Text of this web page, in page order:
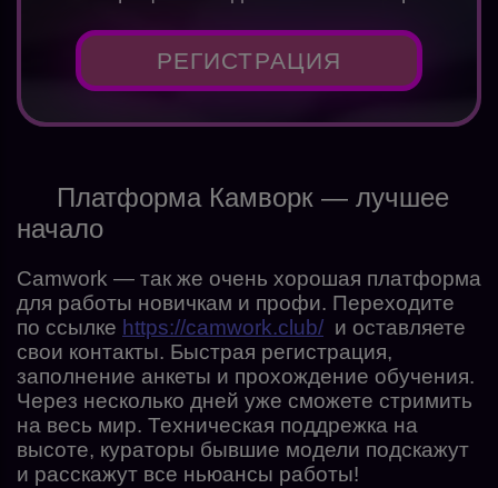
РЕГИСТРАЦИЯ
Платформа Камворк — лучшее
начало
Camwork — так же очень хорошая платформа
для работы новичкам и профи. Переходите
по ссылке https://camwork.club/ и оставляете
свои контакты. Быстрая регистрация,
заполнение анкеты и прохождение обучения.
Через несколько дней уже сможете стримить
на весь мир. Техническая поддрежка на
высоте, кураторы бывшие модели подскажут
и расскажут все ньюансы работы!